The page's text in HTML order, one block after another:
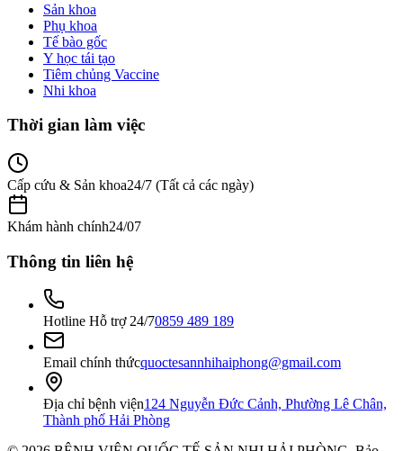
Sản khoa
Phụ khoa
Tế bào gốc
Y học tái tạo
Tiêm chủng Vaccine
Nhi khoa
Thời gian làm việc
Cấp cứu & Sản khoa24/7 (Tất cả các ngày)
Khám hành chính24/07
Thông tin liên hệ
Hotline Hỗ trợ 24/70859 489 189
Email chính thứcquoctesannhihaiphong@gmail.com
Địa chỉ bệnh viện124 Nguyễn Đức Cảnh, Phường Lê Chân,
Thành phố Hải Phòng